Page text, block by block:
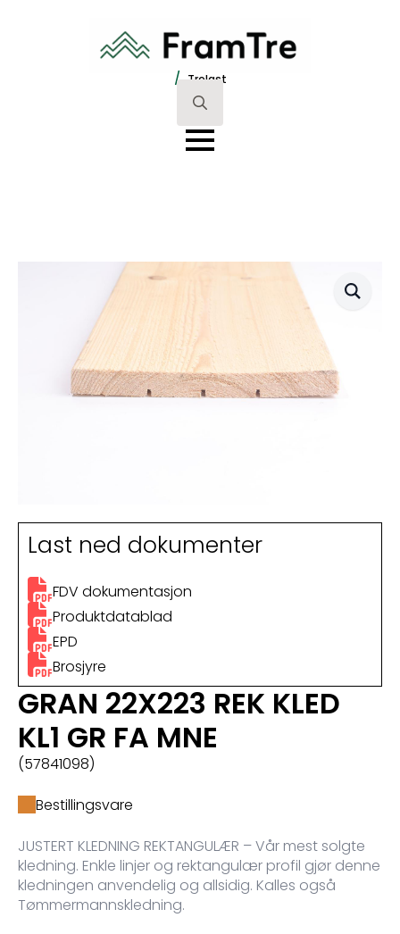
/ Trelast
Search
for:
Last ned dokumenter
FDV dokumentasjon
Produktdatablad
EPD
Brosjyre
GRAN 22X223 REK KLED
KL1 GR FA MNE
(57841098)
Bestillingsvare
JUSTERT KLEDNING REKTANGULÆR – Vår mest solgte
kledning. Enkle linjer og rektangulær profil gjør denne
kledningen anvendelig og allsidig. Kalles også
Tømmermannskledning.